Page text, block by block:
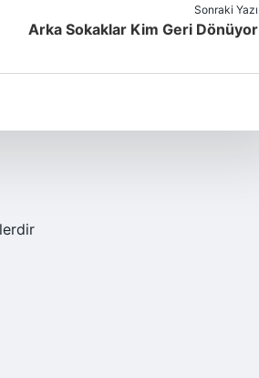
Sonraki Yazı
Arka Sokaklar Kim Geri Dönüyor